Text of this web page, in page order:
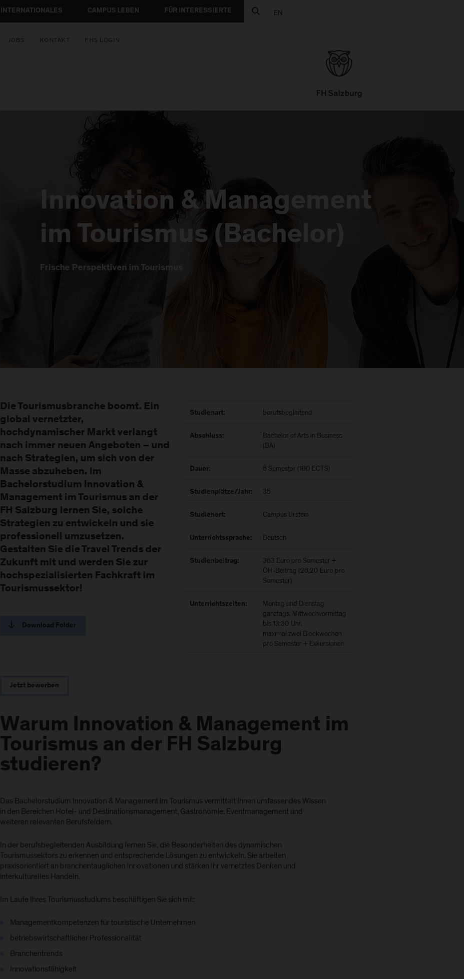
INTERNATIONALES CAMPUS LEBEN FÜR INTERESSIERTE EN
JOBS KONTAKT FHS LOGIN
Innovation & Management
im Tourismus (Bachelor)
Frische Perspektiven im Tourismus
Die Tourismusbranche boomt. Ein
global vernetzter,
hochdynamischer Markt verlangt
nach immer neuen Angeboten – und
nach Strategien, um sich von der
Masse abzuheben. Im
Bachelorstudium Innovation &
Management im Tourismus an der
FH Salzburg lernen Sie, solche
Strategien zu entwickeln und sie
professionell umzusetzen.
Gestalten Sie die Travel Trends der
Zukunft mit und werden Sie zur
hochspezialisierten Fachkraft im
Tourismussektor!
Studienart: berufsbegleitend
Abschluss:
Bachelor of Arts in Business
(BA)
Dauer: 6 Semester (180 ECTS)
Studienplätze/Jahr: 35
Studienort: Campus Urstein
Unterrichtssprache: Deutsch
Studienbeitrag:
363 Euro pro Semester +
ÖH-Beitrag (26,20 Euro pro
Semester)
Unterrichtszeiten:
Montag und Dienstag
ganztags, Mittwochvormittag
bis 13:30 Uhr,
maximal zwei Blockwochen
pro Semester + Exkursionen
Download Folder
Jetzt bewerben
Warum Innovation & Management im
Tourismus an der FH Salzburg
studieren?
Das Bachelorstudium Innovation & Management im Tourismus vermittelt Ihnen umfassendes Wissen
in den Bereichen Hotel- und Destinationsmanagement, Gastronomie, Eventmanagement und
weiteren relevanten Berufsfeldern.
In der berufsbegleitenden Ausbildung lernen Sie, die Besonderheiten des dynamischen
Tourismussektors zu erkennen und entsprechende Lösungen zu entwickeln. Sie arbeiten
praxisorientiert an branchentauglichen Innovationen und stärken Ihr vernetztes Denken und
interkulturelles Handeln.
Im Laufe Ihres Tourismusstudiums beschäftigen Sie sich mit:
Managementkompetenzen für touristische Unternehmen
betriebswirtschaftlicher Professionalität
Branchentrends
Innovationsfähigkeit